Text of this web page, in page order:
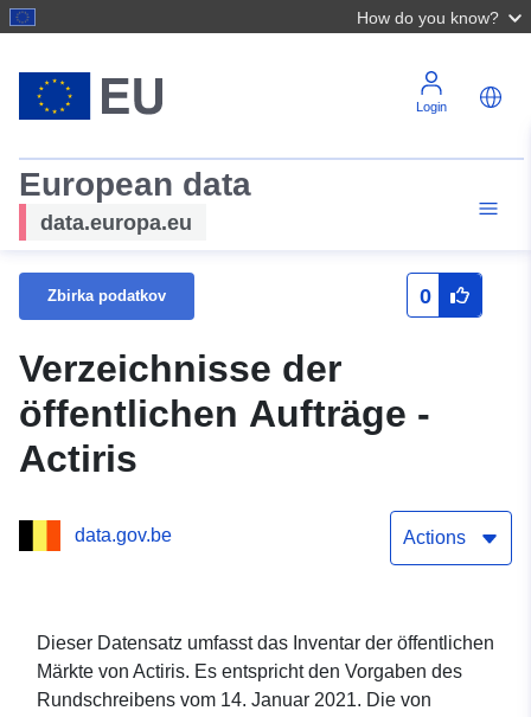
How do you know?
Login
European data
data.europa.eu
Zbirka podatkov 0
Verzeichnisse der
öffentlichen Aufträge -
Actiris
data.gov.be Actions
Dieser Datensatz umfasst das Inventar der öffentlichen
Märkte von Actiris. Es entspricht den Vorgaben des
Rundschreibens vom 14. Januar 2021. Die von